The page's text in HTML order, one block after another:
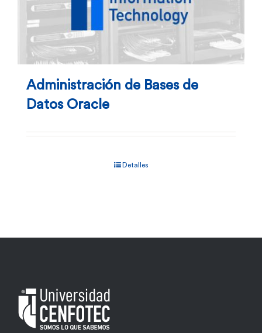
Administración de Bases de
Datos Oracle
Detalles